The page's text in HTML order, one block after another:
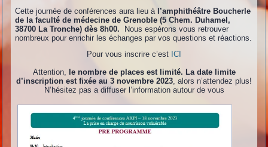
Cette journée de conférences aura lieu à l’amphithéâtre Boucherle
de la faculté de médecine de Grenoble (5 Chem. Duhamel,
38700 La Tronche) dès 8h00. Nous espérons vous retrouver
nombreux pour enrichir les échanges par vos questions et réactions.
Pour vous inscrire c’est ICI
Attention, le nombre de places est limité. La date limite
d’inscription est fixée au 3 novembre 2023, alors n’attendez plus!
N’hésitez pas a diffuser l’information autour de vous